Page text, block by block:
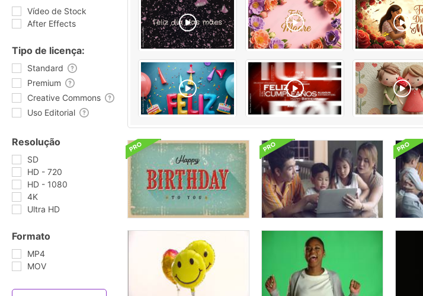
Vídeo de Stock
After Effects
Tipo de licença:
Standard
Premium
Creative Commons
Uso Editorial
Resolução
SD
HD - 720
HD - 1080
4K
Ultra HD
Formato
MP4
MOV